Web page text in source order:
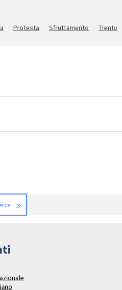
Protesta Sfruttamento Trento
»